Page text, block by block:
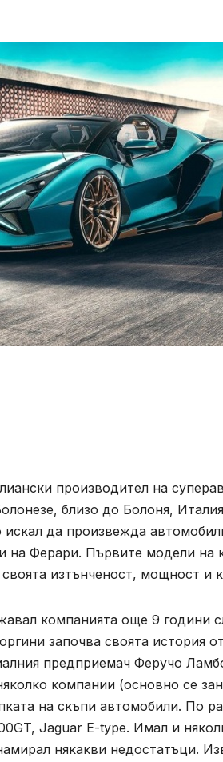
производител на
близо до Болоня,
да произвежда
на Ферари. Първите модели на
изтънченост, мощност и
компанията още 9 години
започва своята история
предприемач Феручо
компании (основно се
на скъпи автомобили. По
Jaguar E-type. Имал и
някакви недостатъци.